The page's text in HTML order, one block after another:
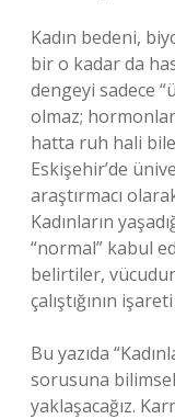
Kadın bedeni,
bir o kadar da
dengeyi sadece
olmaz;
hatta ruh hali
Eskişehir’de
araştırmacı
Kadınların
“normal” kabul
belirtiler,
çalıştığının
Bu yazıda
sorusuna
yaklaşacağız.